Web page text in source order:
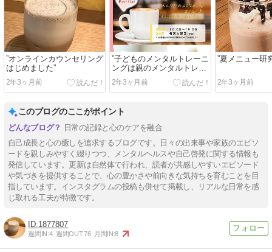
”オンラインカウンセリング
はじめました”
2年3ヶ月前
”子どものメンタルトレーニ
ングは親のメンタルトレー
ニング？”
2年3ヶ月前
”夏メニュー研
2年3ヶ月前
このブログのここがポイント
日常の記録と心のケアを融合
自己成長と心の癒しを追求するブログです。日々の出来事や家族のエピソ
ードを親しみやすく綴りつつ、メンタルヘルスや自己啓発に関する情報も
発信しています。更新は自然体で行われ、読者が共感しやすいエピソード
や気づきを提供することで、心の豊かさや前向きな気持ちを育むことを目
指しています。インスタグラムの投稿も併せて掲載し、リアルな日常を感
じ取れる工夫が特徴です。
1877807
週間IN:4 週間OUT:76 月間IN:8